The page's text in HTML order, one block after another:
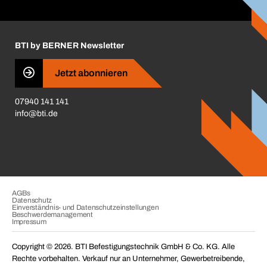
Insektenschutzplaner
Haftungsausschluss
Qualitätsmanagement
Zertifikate
CVV-Liste
BTI by BERNER Newsletter
Jetzt abonnieren
07940 141 141
info@bti.de
Copyright © 2026. BTI Befestigungstechnik GmbH & Co. KG. Alle
Rechte vorbehalten. Verkauf nur an Unternehmer, Gewerbetreibende,
AGBs
Datenschutz
Einverständnis- und Datenschutzeinstellungen
Beschwerdemanagement
Impressum